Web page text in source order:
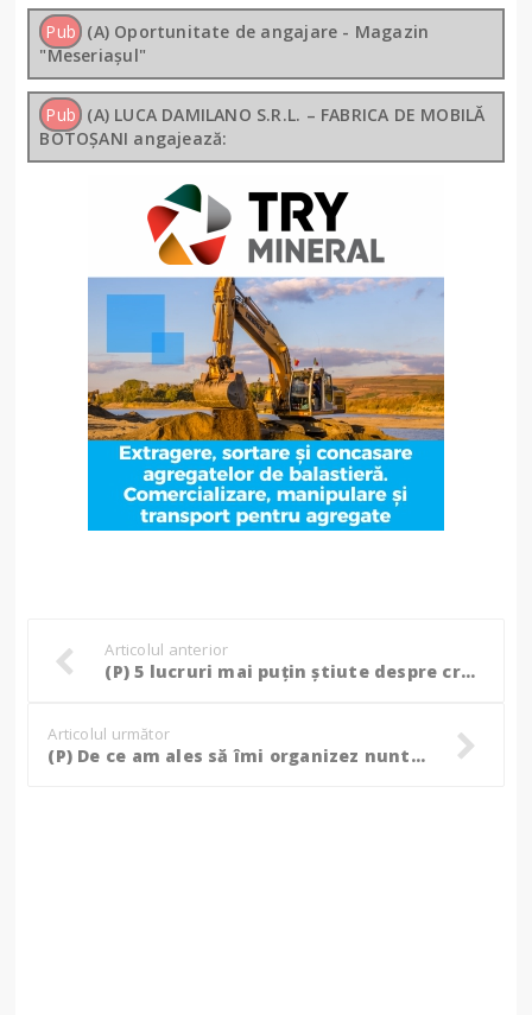
Pub (A) Oportunitate de angajare - Magazin
"Meseriașul"
Pub (A) LUCA DAMILANO S.R.L. – FABRICA DE MOBILĂ
BOTOȘANI angajează:
Articolul anterior
(P) 5 lucruri mai puțin știute despre creierul uman
Articolul următor
(P) De ce am ales să îmi organizez nunta la “La Castel” în Iași